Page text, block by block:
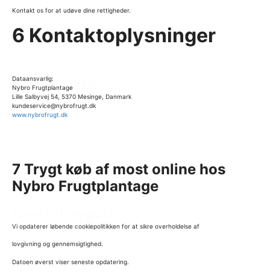
Kontakt os for at udøve dine rettigheder.
6 Kontaktoplysninger
Dataansvarlig:
Nybro Frugtplantage
Lille Salbyvej 54, 5370 Mesinge, Danmark
kundeservice@nybrofrugt.dk
www.nybrofrugt.dk
7 Trygt køb af most online hos
Nybro Frugtplantage
Vi opdaterer løbende cookiepolitikken for at sikre overholdelse af
lovgivning og gennemsigtighed.
Datoen øverst viser seneste opdatering.
Retur
Handelsbetingelser
Nyttige links
Gårdbutik på Fyn
Pluk-selv-æbler på Fyn
Æblegløgg uden alkohol
FAQ
Se Fødevarestyrelsens smiley-rapporter for Nybro
Frugt Gårdbutik